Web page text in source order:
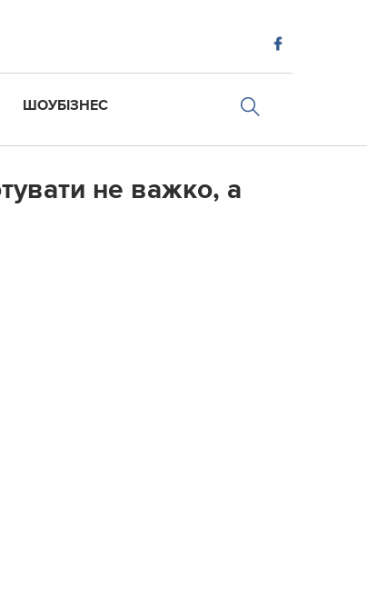
ШОУБІЗНЕС
не важко, а